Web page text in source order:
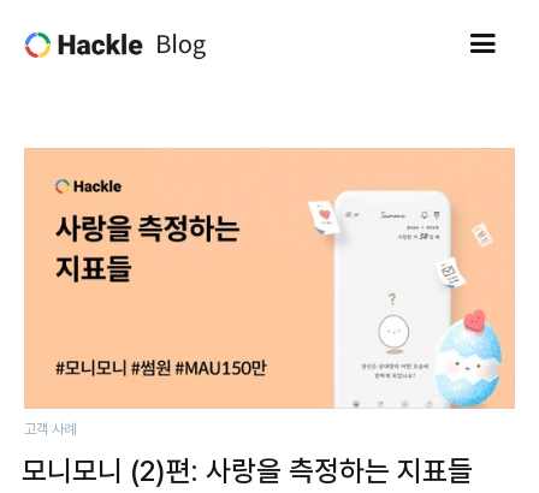
고객 사례
모니모니 (2)편: 사랑을 측정하는 지표들